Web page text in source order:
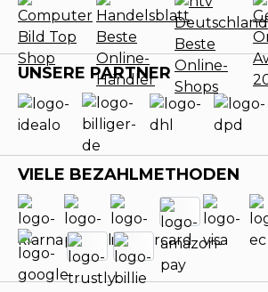
UNSERE PARTNER
VIELE BEZAHLMETHODEN